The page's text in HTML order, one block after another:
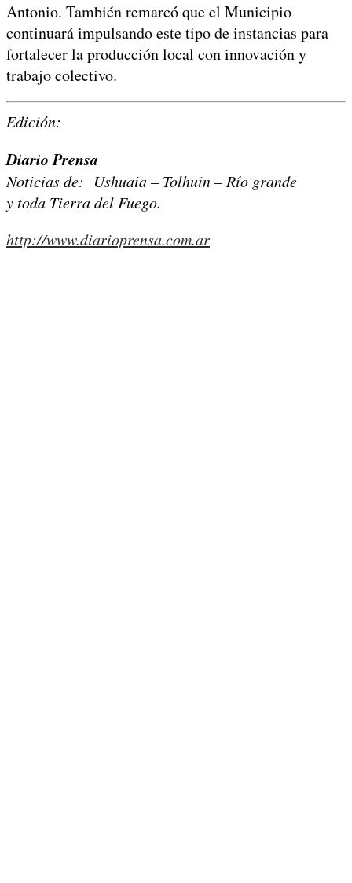
Antonio. También remarcó que el Municipio
continuará impulsando este tipo de instancias para
fortalecer la producción local con innovación y
trabajo colectivo.
Edición:
Diario Prensa
Noticias de: Ushuaia – Tolhuin – Río grande
y toda Tierra del Fuego.
http://www.diarioprensa.com.ar